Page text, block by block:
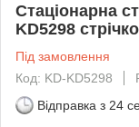
Стаціонарна
KD5298
Під замовлення
Код: KD-KD5298
Відправка з 24